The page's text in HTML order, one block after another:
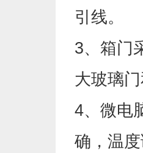
引线。
3、箱门
大玻璃
4、微电
确，温